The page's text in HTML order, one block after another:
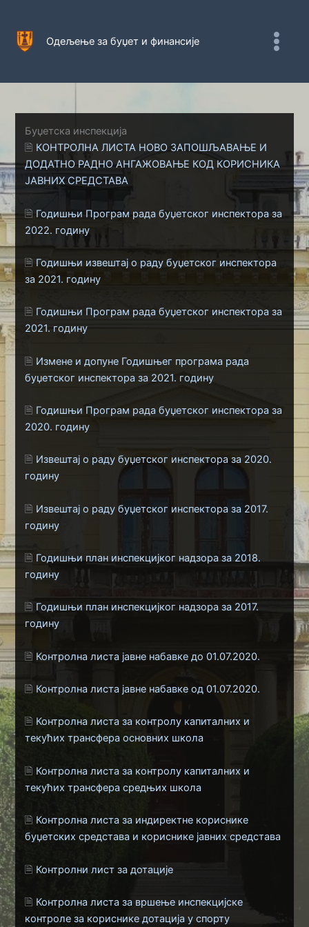
садржај
Одељење за буџет и финансије
Буџетска инспекција
🗎 КОНТРОЛНА ЛИСТА НОВО ЗАПОШЉАВАЊЕ И
ДОДАТНО РАДНО АНГАЖОВАЊЕ КОД КОРИСНИКА
ЈАВНИХ СРЕДСТАВА
🗎 Годишњи Програм рада буџетског инспектора за
2022. годину
🗎 Годишњи извештај о раду буџетског инспектора
за 2021. годину
🗎 Годишњи Програм рада буџетског инспектора за
2021. годину
🗎 Измене и допуне Годишњег програма рада
буџетског инспектора за 2021. годину
🗎 Годишњи Програм рада буџетског инспектора за
2020. годину
🗎 Извештај о раду буџетског инспектора за 2020.
годину
🗎 Извештај о раду буџетског инспектора за 2017.
годину
🗎 Годишњи план инспекцијког надзора за 2018.
годину
🗎 Годишњи план инспекцијког надзора за 2017.
годину
🗎 Контролна листа јавне набавке до 01.07.2020.
🗎 Контролна листа јавне набавке од 01.07.2020.
🗎 Контролна листа за контролу капиталних и
текућих трансфера основних школа
🗎 Контролна листа за контролу капиталних и
текућих трансфера средњих школа
🗎 Контролна листа за индиректне кориснике
буџетских средстава и кориснике јавних средстава
🗎 Контролни лист за дотације
🗎 Контролна листа за вршење инспекцијске
контроле за кориснике дотација у спорту